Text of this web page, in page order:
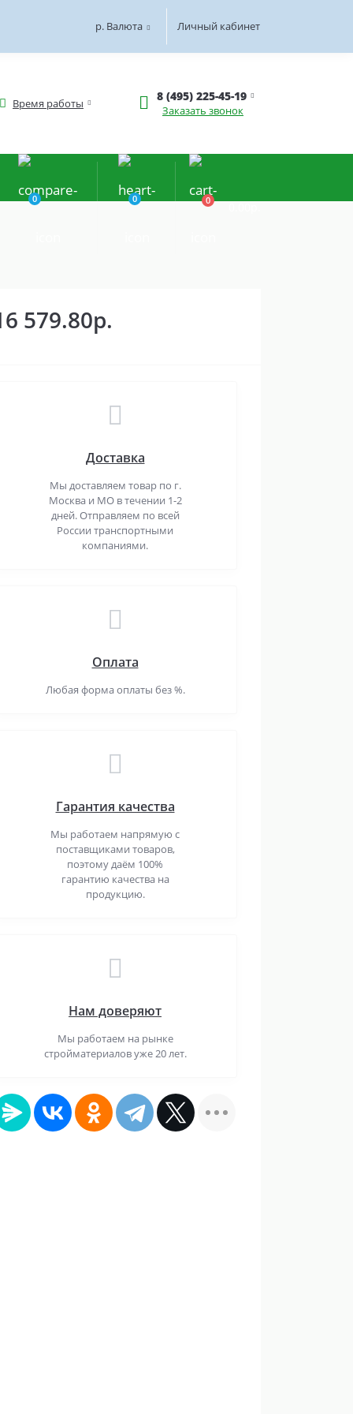
р. Валюта Личный кабинет
Время работы 8 (495) 225-45-19
Заказать звонок
0 0 0
579.80р.
Доставка
Мы доставляем товар по г.
Москва и МО в течении 1-2
дней. Отправляем по всей
России транспортными
компаниями.
Оплата
Любая форма оплаты без %.
Гарантия качества
Мы работаем напрямую с
поставщиками товаров,
поэтому даём 100%
гарантию качества на
продукцию.
Нам доверяют
Мы работаем на рынке
стройматериалов уже 20 лет.